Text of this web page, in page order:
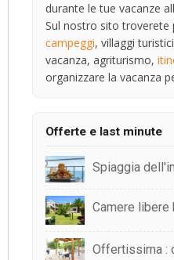
durante le tue vacanze
Sul nostro sito troverete
campeggi, villaggi
vacanza, agriturismo,
organizzare la vacanza
Offerte e last minute
Spiaggia
Camere libere
Offertissima :